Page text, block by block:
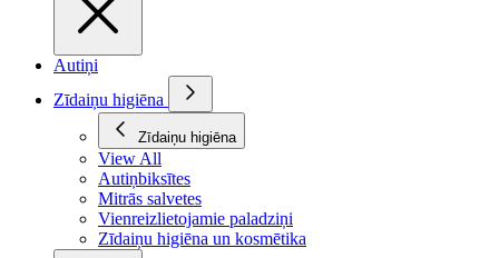
Autiņi
Zīdaiņu higiēna
Zīdaiņu higiēna
View All
Autiņbiksītes
Mitrās salvetes
Vienreizlietojamie paladziņi
Zīdaiņu higiēna un kosmētika